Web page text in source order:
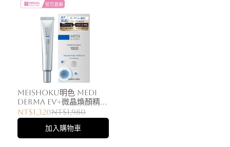
Meishoku明色 MEDI
DERMA EV+微晶煥顏精華
乳 (多入可選)
NT$1,320NT$1,980
加入購物車